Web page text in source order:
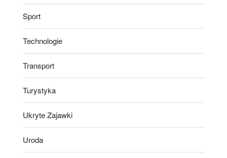
Sport
Technologie
Transport
Turystyka
Ukryte Zajawki
Uroda